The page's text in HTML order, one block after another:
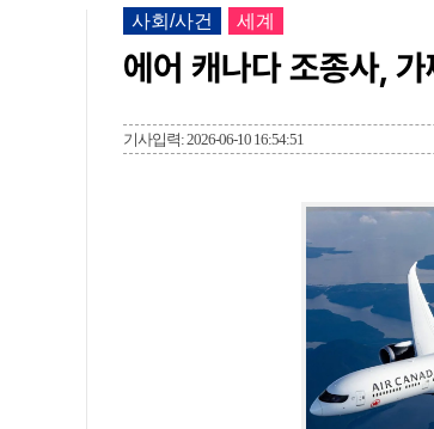
사회/사건 세계
에어 캐나다 조종사,
기사입력: 2026-06-10 16:54:51